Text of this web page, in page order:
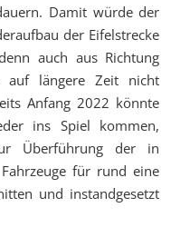
Damit würde der
der Eifelstrecke
auch aus Richtung
auf längere Zeit nicht
Anfang 2022 könnte
ins Spiel kommen,
Überführung der in
für rund eine
und instandgesetzt